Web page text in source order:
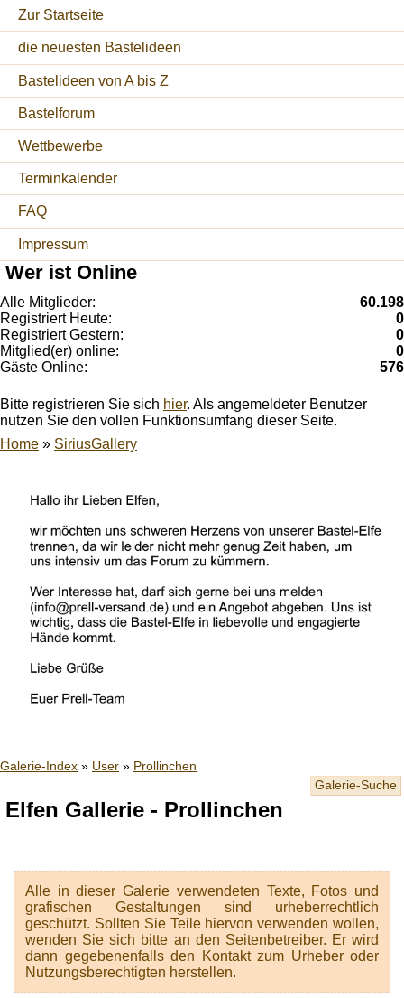
Zur Startseite
die neuesten Bastelideen
Bastelideen von A bis Z
Bastelforum
Wettbewerbe
Terminkalender
FAQ
Impressum
Wer ist Online
Alle Mitglieder:
60.198
Registriert Heute:
0
Registriert Gestern:
0
Mitglied(er) online:
0
Gäste Online:
576
Bitte registrieren Sie sich hier. Als angemeldeter Benutzer
nutzen Sie den vollen Funktionsumfang dieser Seite.
Home » SiriusGallery
Galerie-Index » User » Prollinchen
Galerie-Suche
Elfen Gallerie - Prollinchen
Alle in dieser Galerie verwendeten Texte, Fotos und
grafischen Gestaltungen sind urheberrechtlich
geschützt. Sollten Sie Teile hiervon verwenden wollen,
wenden Sie sich bitte an den Seitenbetreiber. Er wird
dann gegebenenfalls den Kontakt zum Urheber oder
Nutzungsberechtigten herstellen.